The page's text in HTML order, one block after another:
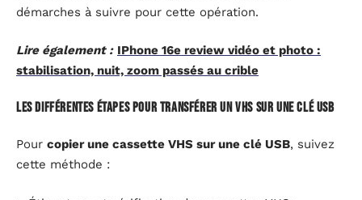
démarches à suivre pour cette opération.
Lire également : IPhone 16e review vidéo et photo :
stabilisation, nuit, zoom passés au crible
Les différentes étapes pour transférer un VHS sur une clé USB
Pour copier une cassette VHS sur une clé USB, suivez
cette méthode :